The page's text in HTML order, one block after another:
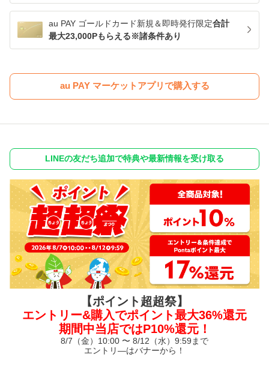
au PAY ゴールドカード新規＆即時発行限定合計
最大23,000Pもらえる※諸条件あり
au PAY マーケットアプリで購入する
LINEの友だち追加で特典や最新情報を受け取る
【ポイント超超祭】
エントリー&購入でポイント最大36%還元
期間中当店ではP10%還元！
8/7（金）10:00 〜 8/12（水）9:59まで
エントリ—はバナーから！